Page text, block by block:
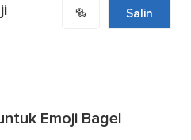
🥯 Salin
Emoji Bagel